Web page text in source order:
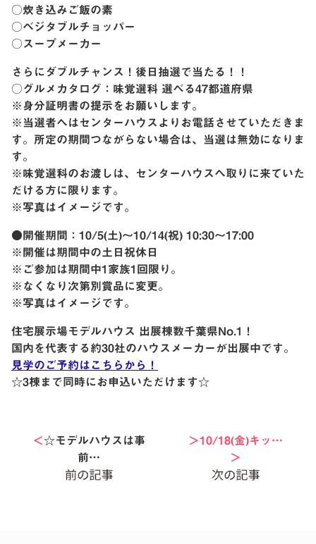
○炊き込みご飯の素
○ベジタブルチョッパー
○スープメーカー
さらにダブルチャンス！後日抽選で当たる！！
○グルメカタログ：味覚選科 選べる47都道府県
※身分証明書の提示をお願いします。
※当選者へはセンターハウスよりお電話させていただきま
す。所定の期間つながらない場合は、当選は無効になりま
す。
※味覚選科のお渡しは、センターハウスへ取りに来ていた
だける方に限ります。
※写真はイメージです。
●開催期間：10/5(土)〜10/14(祝) 10:30〜17:00
※開催は期間中の土日祝休日
※ご参加は期間中1家族1回限り。
※なくなり次第別賞品に変更。
※写真はイメージです。
住宅展示場モデルハウス 出展棟数千葉県No.1！
国内を代表する約30社のハウスメーカーが出展中です。
見学のご予約はこちらから！
☆3棟まで同時にお申込いただけます☆
＜☆モデルハウスは事
前…
＞10/18(金)キッ…
＞